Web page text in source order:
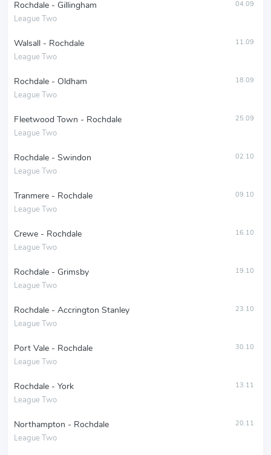
Rochdale - Gillingham
League Two
04.09
Walsall - Rochdale
League Two
11.09
Rochdale - Oldham
League Two
18.09
Fleetwood Town - Rochdale
League Two
25.09
Rochdale - Swindon
League Two
02.10
Tranmere - Rochdale
League Two
09.10
Crewe - Rochdale
League Two
16.10
Rochdale - Grimsby
League Two
19.10
Rochdale - Accrington Stanley
League Two
23.10
Port Vale - Rochdale
League Two
30.10
Rochdale - York
League Two
13.11
Northampton - Rochdale
League Two
20.11